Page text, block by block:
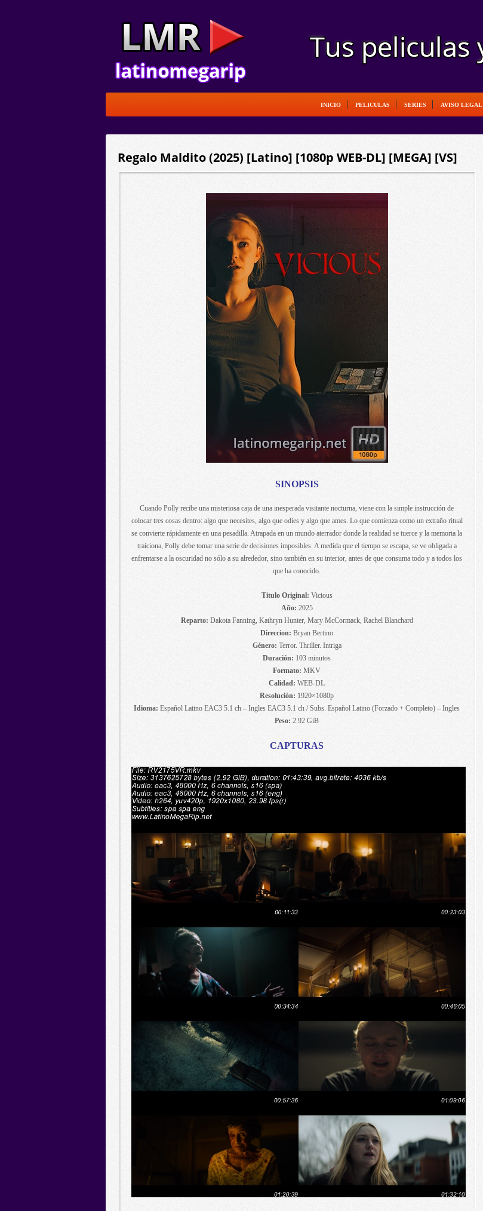
INICIO PELICULAS SERIES AVISO LEGAL
Regalo Maldito (2025) [Latino] [1080p WEB-DL] [MEGA] [VS]
SINOPSIS
Cuando Polly recibe una misteriosa caja de una inesperada visitante nocturna, viene con la simple instrucción de
colocar tres cosas dentro: algo que necesites, algo que odies y algo que ames. Lo que comienza como un extraño ritual
se convierte rápidamente en una pesadilla. Atrapada en un mundo aterrador donde la realidad se tuerce y la memoria la
traiciona, Polly debe tomar una serie de decisiones imposibles. A medida que el tiempo se escapa, se ve obligada a
enfrentarse a la oscuridad no sólo a su alrededor, sino también en su interior, antes de que consuma todo y a todos los
que ha conocido.
Titulo Original: Vicious
Año: 2025
Reparto: Dakota Fanning, Kathryn Hunter, Mary McCormack, Rachel Blanchard
Direccion: Bryan Bertino
Género: Terror. Thriller. Intriga
Duración: 103 minutos
Formato: MKV
Calidad: WEB-DL
Resolución: 1920×1080p
Idioma: Español Latino EAC3 5.1 ch – Ingles EAC3 5.1 ch / Subs. Español Latino (Forzado + Completo) – Ingles
Peso: 2.92 GiB
CAPTURAS